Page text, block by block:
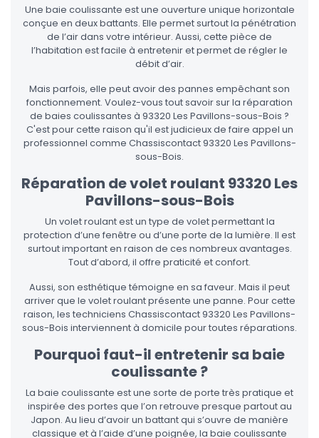
Une baie coulissante est une ouverture unique horizontale
conçue en deux battants. Elle permet surtout la pénétration
de l’air dans votre intérieur. Aussi, cette pièce de
l’habitation est facile à entretenir et permet de régler le
débit d’air.
Mais parfois, elle peut avoir des pannes empêchant son
fonctionnement. Voulez-vous tout savoir sur la réparation
de baies coulissantes à 93320 Les Pavillons-sous-Bois ?
C'est pour cette raison qu'il est judicieux de faire appel un
professionnel comme Chassiscontact 93320 Les Pavillons-
sous-Bois.
Réparation de volet roulant 93320 Les
Pavillons-sous-Bois
Un volet roulant est un type de volet permettant la
protection d’une fenêtre ou d’une porte de la lumière. Il est
surtout important en raison de ces nombreux avantages.
Tout d’abord, il offre praticité et confort.
Aussi, son esthétique témoigne en sa faveur. Mais il peut
arriver que le volet roulant présente une panne. Pour cette
raison, les techniciens Chassiscontact 93320 Les Pavillons-
sous-Bois interviennent à domicile pour toutes réparations.
Pourquoi faut-il entretenir sa baie
coulissante ?
La baie coulissante est une sorte de porte très pratique et
inspirée des portes que l’on retrouve presque partout au
Japon. Au lieu d’avoir un battant qui s’ouvre de manière
classique et à l’aide d’une poignée, la baie coulissante